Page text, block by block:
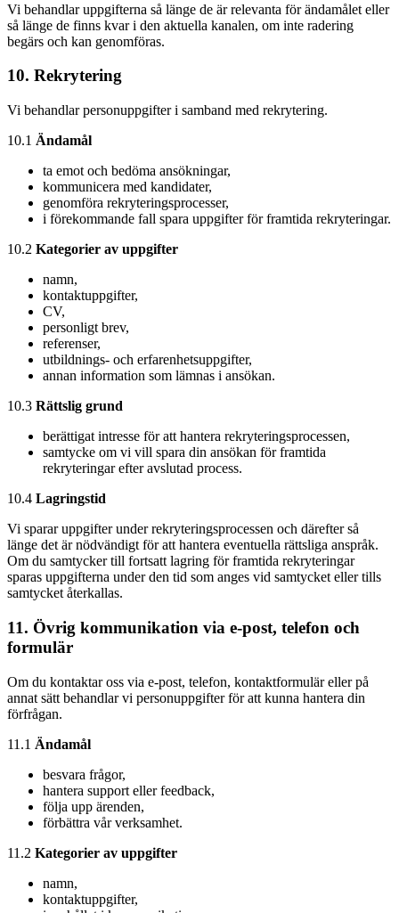
Vi behandlar uppgifterna så länge de är relevanta för ändamålet eller
så länge de finns kvar i den aktuella kanalen, om inte radering
begärs och kan genomföras.
10. Rekrytering
Vi behandlar personuppgifter i samband med rekrytering.
10.1 Ändamål
ta emot och bedöma ansökningar,
kommunicera med kandidater,
genomföra rekryteringsprocesser,
i förekommande fall spara uppgifter för framtida rekryteringar.
10.2 Kategorier av uppgifter
namn,
kontaktuppgifter,
CV,
personligt brev,
referenser,
utbildnings- och erfarenhetsuppgifter,
annan information som lämnas i ansökan.
10.3 Rättslig grund
berättigat intresse för att hantera rekryteringsprocessen,
samtycke om vi vill spara din ansökan för framtida
rekryteringar efter avslutad process.
10.4 Lagringstid
Vi sparar uppgifter under rekryteringsprocessen och därefter så
länge det är nödvändigt för att hantera eventuella rättsliga anspråk.
Om du samtycker till fortsatt lagring för framtida rekryteringar
sparas uppgifterna under den tid som anges vid samtycket eller tills
samtycket återkallas.
11. Övrig kommunikation via e-post, telefon och
formulär
Om du kontaktar oss via e-post, telefon, kontaktformulär eller på
annat sätt behandlar vi personuppgifter för att kunna hantera din
förfrågan.
11.1 Ändamål
besvara frågor,
hantera support eller feedback,
följa upp ärenden,
förbättra vår verksamhet.
11.2 Kategorier av uppgifter
namn,
kontaktuppgifter,